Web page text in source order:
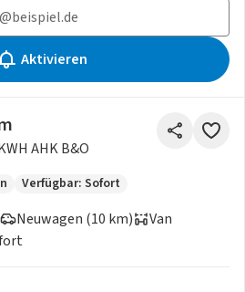
Aktivieren
AHK B&O
Verfügbar: Sofort
Neuwagen (10 km)
Van